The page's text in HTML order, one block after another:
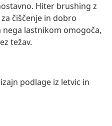
Hiter brushing z
čiščenje in dobro
nega lastnikom omogoča,
težav.
podlage iz letvic in